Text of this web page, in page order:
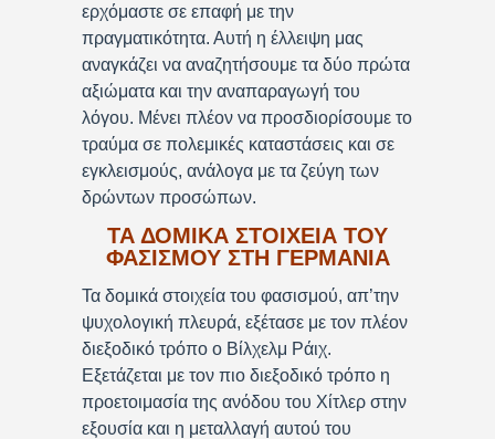
ερχόμαστε σε επαφή με την
πραγματικότητα. Αυτή η έλλειψη μας
αναγκάζει να αναζητήσουμε τα δύο πρώτα
αξιώματα και την αναπαραγωγή του
λόγου. Μένει πλέον να προσδιορίσουμε το
τραύμα σε πολεμικές καταστάσεις και σε
εγκλεισμούς, ανάλογα με τα ζεύγη των
δρώντων προσώπων.
ΤΑ ΔΟΜΙΚΑ ΣΤΟΙΧΕΙΑ ΤΟΥ
ΦΑΣΙΣΜΟΥ ΣΤΗ ΓΕΡΜΑΝΙΑ
Τα δομικά στοιχεία του φασισμού, απ’την
ψυχολογική πλευρά, εξέτασε με τον πλέον
διεξοδικό τρόπο ο Βίλχελμ Ράιχ.
Εξετάζεται με τον πιο διεξοδικό τρόπο η
προετοιμασία της ανόδου του Χίτλερ στην
εξουσία και η μεταλλαγή αυτού του